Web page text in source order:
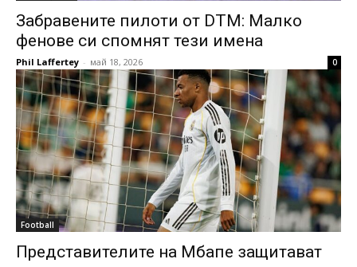
Забравените пилоти от DTM: Малко
фенове си спомнят тези имена
Phil Laffertey - май 18, 2026 0
Football
Представителите на Мбапе защитават